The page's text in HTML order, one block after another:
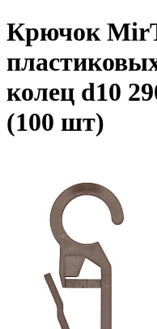
Крючок
колец d10
(100 шт)